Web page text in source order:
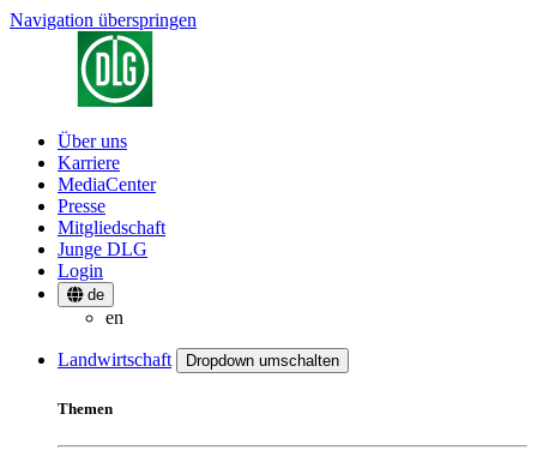
Navigation überspringen
Über uns
Karriere
MediaCenter
Presse
Mitgliedschaft
Junge DLG
Login
de
en
Landwirtschaft Dropdown umschalten
Themen